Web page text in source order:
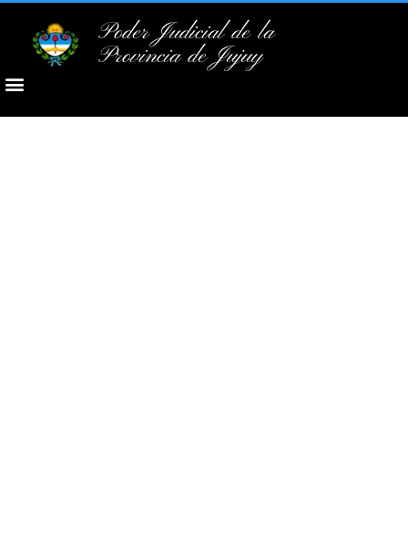
Poder Judicial de la
Provincia de Jujuy